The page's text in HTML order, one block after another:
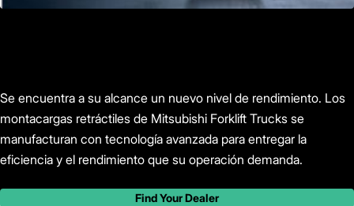
Se encuentra a su alcance un nuevo nivel de rendimiento. Los
montacargas retráctiles de Mitsubishi Forklift Trucks se
manufacturan con tecnología avanzada para entregar la
eficiencia y el rendimiento que su operación demanda.
Find Your Dealer